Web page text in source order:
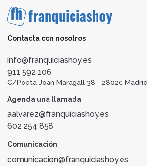
Contacta con nosotros
info@franquiciashoy.es
911 592 106
C/Poeta Joan Maragall 38 - 28020 Madrid
Agenda una llamada
aalvarez@franquiciashoy.es
602 254 858
Comunicación
comunicacion@franquiciashoy.es